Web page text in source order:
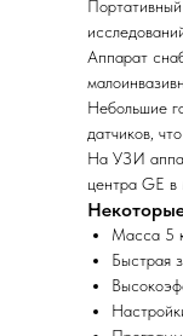
Аппарат
Небольшие
датчиков,
На УЗИ
центра GE в
Масса 5
Быстрая